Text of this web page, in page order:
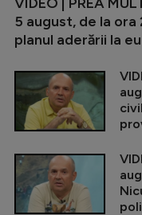
5 august, de la
planul aderării la